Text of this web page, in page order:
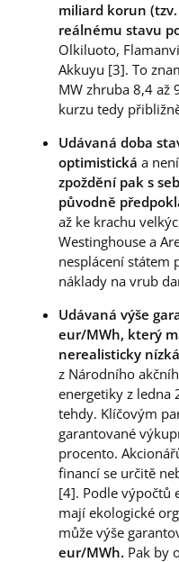
miliard korun
reálnému stavu
Olkiluoto,
Akkuyu [3]. To
MW zhruba 8,4 až
kurzu tedy
Udávaná doba
optimistická a
zpoždění pak s
původně
až ke krachu
Westinghouse a
nesplácení státem
náklady na vrub
Udávaná výše
eur/MWh, který
nerealisticky nízká
z Národního
energetiky z ledna
tehdy. Klíčovým
garantované
procento.
financí se určitě
[4]. Podle výpočtů
mají ekologické
může výše
eur/MWh. Pak by